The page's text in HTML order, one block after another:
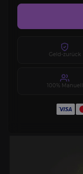
Geld-zurück
100% Manuell